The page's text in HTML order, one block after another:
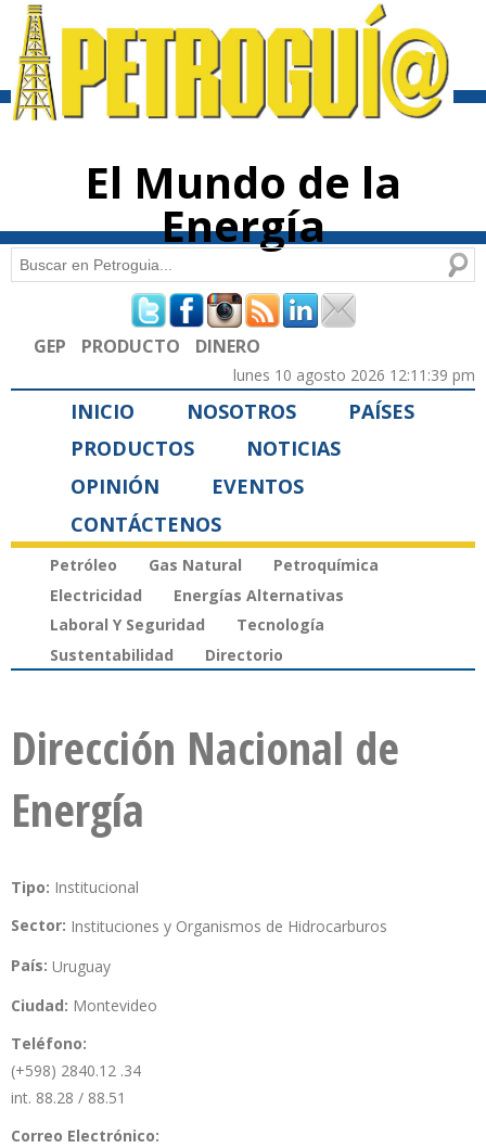
contenido
El Mundo de la
Energía
Formulario de búsqueda
Buscar
GEP PRODUCTO DINERO
lunes 10 agosto 2026 12:11:39 pm
INICIO NOSOTROS
PAÍSES
PRODUCTOS
NOTICIAS
OPINIÓN
EVENTOS
CONTÁCTENOS
Petróleo Gas Natural
Petroquímica
Electricidad
Energías Alternativas
Laboral Y Seguridad
Tecnología
Sustentabilidad
Directorio
Dirección Nacional de
Energía
Tipo: Institucional
Sector: Instituciones y Organismos de Hidrocarburos
País: Uruguay
Ciudad: Montevideo
Teléfono:
(+598) 2840.12 .34
int. 88.28 / 88.51
Correo Electrónico: